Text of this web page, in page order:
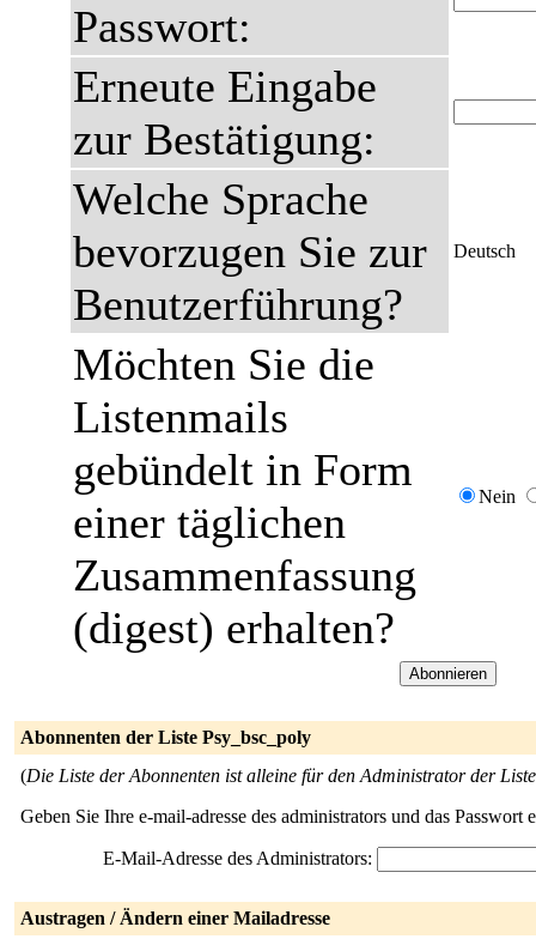
Passwort:
Erneute Eingabe
zur Bestätigung:
Welche Sprache
bevorzugen Sie zur
Benutzerführung?
Deutsch
Möchten Sie die
Listenmails
gebündelt in Form
einer täglichen
Zusammenfassung
(digest) erhalten?
Nein
Abonnenten der Liste Psy_bsc_poly
(Die Liste der Abonnenten ist alleine für den Administrator der
Geben Sie Ihre e-mail-adresse des administrators und das
E-Mail-Adresse des Administrators:
Austragen / Ändern einer Mailadresse